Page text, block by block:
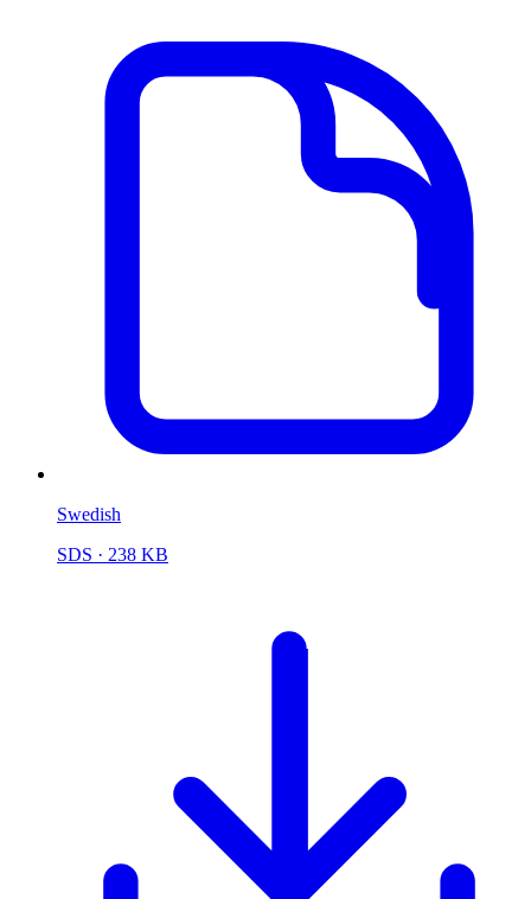
Swedish
SDS · 238 KB